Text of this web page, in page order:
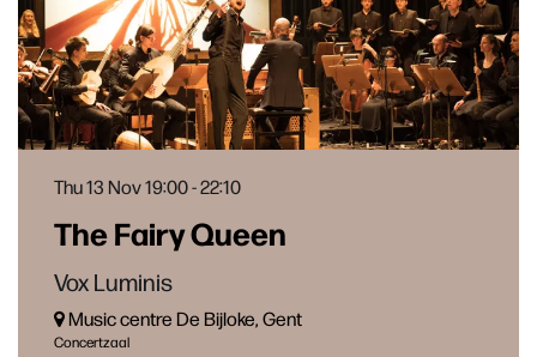
The Fairy Queen
Vox Luminis
Thu 13 Nov19:00 - 22:10
Music centre De Bijloke, Gent
Concertzaal